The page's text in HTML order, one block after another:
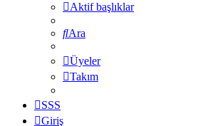
Aktif başlıklar
Ara
Üyeler
Takım
SSS
Giriş